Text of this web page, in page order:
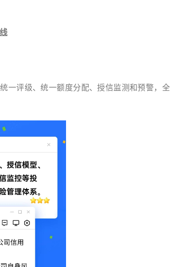
一评级、统一额度分配、授信监测和预警，